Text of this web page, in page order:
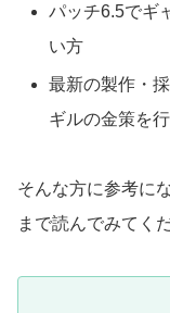
パッチ6.5でギ
い方
最新の製作・
ギルの金策を
そんな方に参考に
まで読んでみてく